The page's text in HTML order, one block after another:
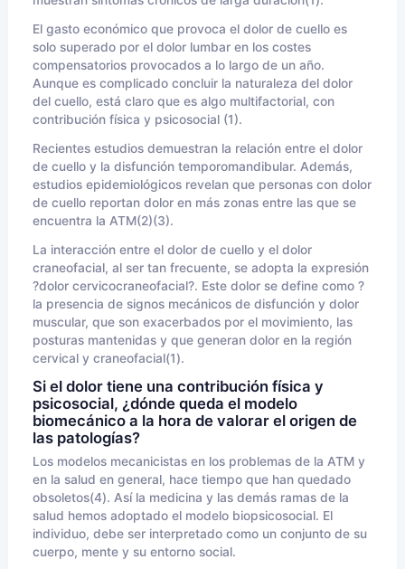
El gasto económico que provoca el dolor de cuello es
solo superado por el dolor lumbar en los costes
compensatorios provocados a lo largo de un año.
Aunque es complicado concluir la naturaleza del dolor
del cuello, está claro que es algo multifactorial, con
contribución física y psicosocial (1).
Recientes estudios demuestran la relación entre el dolor
de cuello y la disfunción temporomandibular. Además,
estudios epidemiológicos revelan que personas con dolor
de cuello reportan dolor en más zonas entre las que se
encuentra la ATM(2)(3).
La interacción entre el dolor de cuello y el dolor
craneofacial, al ser tan frecuente, se adopta la expresión
?dolor cervicocraneofacial?. Este dolor se define como ?
la presencia de signos mecánicos de disfunción y dolor
muscular, que son exacerbados por el movimiento, las
posturas mantenidas y que generan dolor en la región
cervical y craneofacial(1).
Si el dolor tiene una contribución física y
psicosocial, ¿dónde queda el modelo
biomecánico a la hora de valorar el origen de
las patologías?
Los modelos mecanicistas en los problemas de la ATM y
en la salud en general, hace tiempo que han quedado
obsoletos(4). Así la medicina y las demás ramas de la
salud hemos adoptado el modelo biopsicosocial. El
individuo, debe ser interpretado como un conjunto de su
cuerpo, mente y su entorno social.